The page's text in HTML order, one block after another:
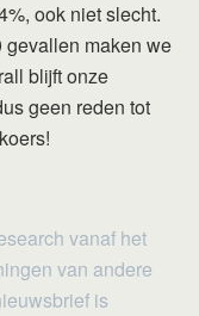
ook niet slecht.
gevallen maken we
blijft onze
geen reden tot
vanaf het
van andere
is